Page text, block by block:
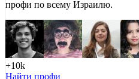
профи по всему Израилю.
+10k
Найти профи